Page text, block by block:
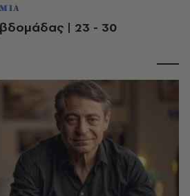
| 23 - 30